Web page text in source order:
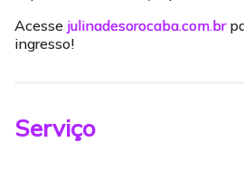
Acesse julinadesorocaba.com.br
ingresso!
Serviço